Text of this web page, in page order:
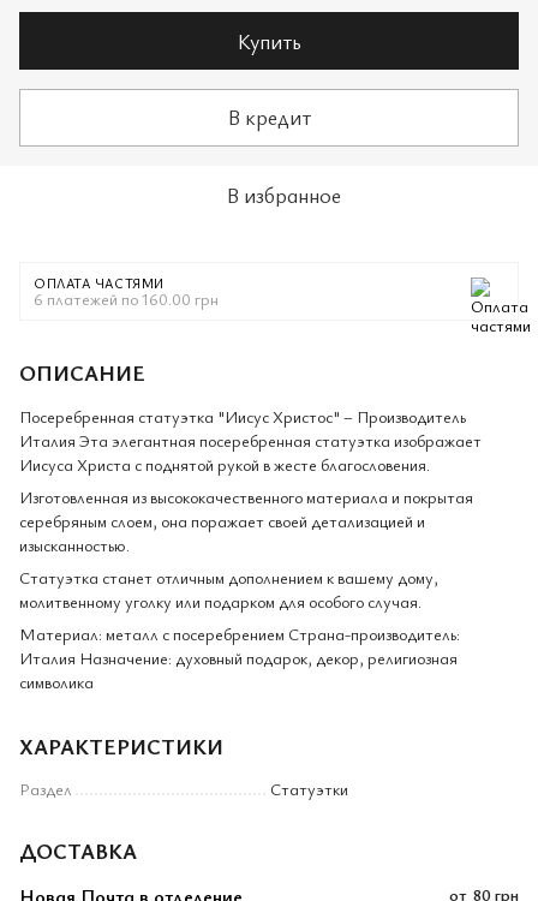
Купить
В кредит
В избранное
ОПЛАТА ЧАСТЯМИ
6 платежей по 160.00 грн
ОПИСАНИЕ
Посеребренная статуэтка "Иисус Христос" – Производитель
Италия Эта элегантная посеребренная статуэтка изображает
Иисуса Христа с поднятой рукой в жесте благословения.
Изготовленная из высококачественного материала и покрытая
серебряным слоем, она поражает своей детализацией и
изысканностью.
Статуэтка станет отличным дополнением к вашему дому,
молитвенному уголку или подарком для особого случая.
Материал: металл с посеребрением Страна-производитель:
Италия Назначение: духовный подарок, декор, религиозная
символика
ХАРАКТЕРИСТИКИ
Раздел Статуэтки
ДОСТАВКА
от 80 грн